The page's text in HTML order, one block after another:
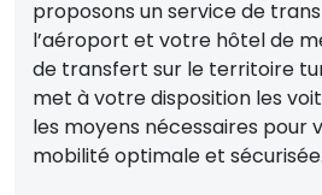
proposons un service de
l’aéroport et votre hôtel de
de transfert sur le territoire
met à votre disposition les
les moyens nécessaires pour
mobilité optimale et sécurisée.